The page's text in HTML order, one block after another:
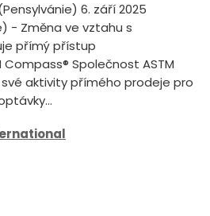
6. září 2025
- Změna ve vztahu s
přímý přístup
Společnost ASTM
aktivity přímého prodeje pro